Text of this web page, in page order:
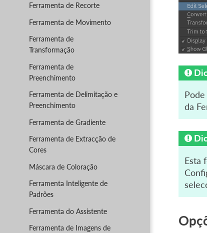
Ferramenta de Recorte
Ferramenta de Movimento
Ferramenta de
Transformação
Ferramenta de
Preenchimento
Ferramenta de Delimitação e
Preenchimento
Ferramenta de Gradiente
Ferramenta de Extracção de
Cores
Máscara de Coloração
Ferramenta Inteligente de
Padrões
Ferramenta do Assistente
Ferramenta de Imagens de
da
Esta